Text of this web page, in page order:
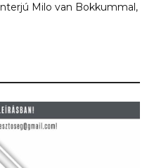
Milo van Bokkummal,